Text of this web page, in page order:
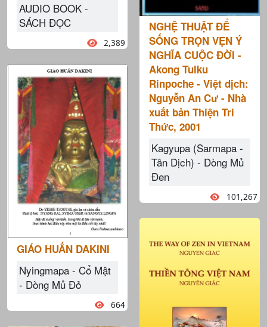
AUDIO BOOK -
SÁCH ĐỌC
2,389
GIÁO HUẤN DAKINI
Nyingmapa - Cổ Mật
- Dòng Mủ Đỏ
664
NGHỆ THUẬT ĐỂ
SỐNG TRỌN VẸN Ý
NGHĨA CUỘC ĐỜI -
Akong Tulku
Rinpoche - Việt dịch:
Nguyễn An Cư - Nhà
xuất bản Thiện Tri
Thức, 2001
Kagyupa (Sarmapa -
Tân Dịch) - Dòng Mủ
Đen
101,267